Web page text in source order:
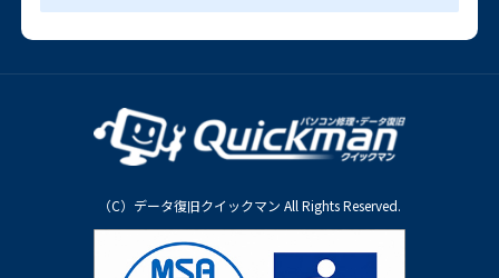
（C）データ復旧クイックマン All Rights Reserved.